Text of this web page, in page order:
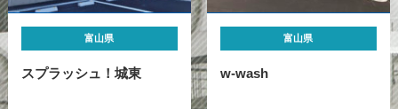
富山県
スプラッシュ！城東
富山県
w-wash